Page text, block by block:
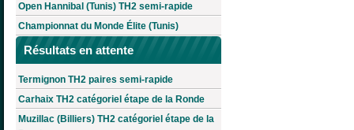
Open Hannibal (Tunis) TH2 semi-rapide
Championnat du Monde Élite (Tunis)
Résultats en attente
Termignon TH2 paires semi-rapide
Carhaix TH2 catégoriel étape de la Ronde
Muzillac (Billiers) TH2 catégoriel étape de la